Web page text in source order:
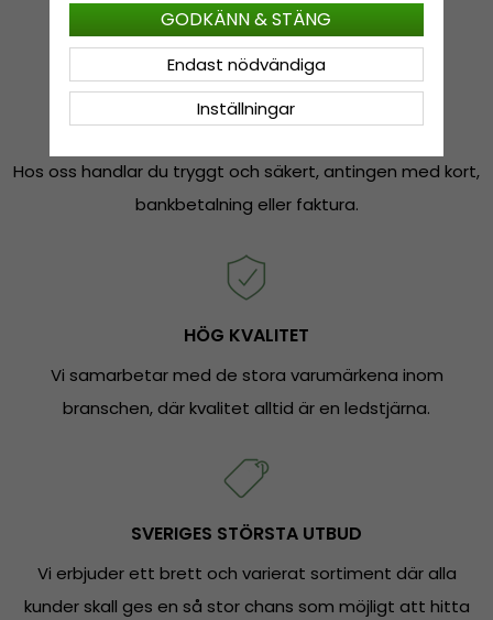
*Vid köp över 200 kr.
SÄKRA BETALNINGAR
Hos oss handlar du tryggt och säkert, antingen med kort,
bankbetalning eller faktura.
HÖG KVALITET
Vi samarbetar med de stora varumärkena inom
branschen, där kvalitet alltid är en ledstjärna.
SVERIGES STÖRSTA UTBUD
Vi erbjuder ett brett och varierat sortiment där alla
kunder skall ges en så stor chans som möjligt att hitta
Inställningar
Endast nödvändiga
GODKÄNN & STÄNG